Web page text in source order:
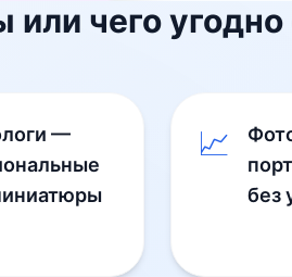
или чего
—
📈
без